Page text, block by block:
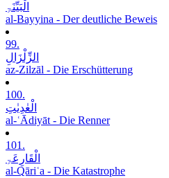
الْبَیِّنَۃِ
al-Bayyina - Der deutliche Beweis
99.
الزِّلْزَالِ
az-Zilzāl - Die Erschütterung
100.
الْعٰدِیٰتِ
al-ʿĀdiyāt - Die Renner
101.
الْقَارِعَۃِ
al-Qāriʿa - Die Katastrophe